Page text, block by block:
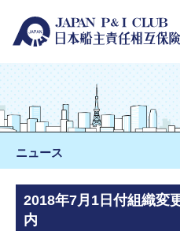
ニュース
2018年7月1日付組織変
内